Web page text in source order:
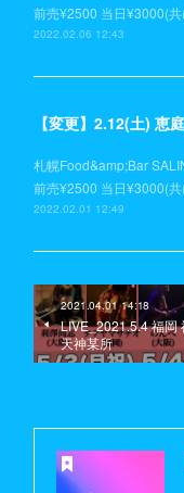
前売¥2500 当日¥3000(
2022.02.06 12:43
札幌Food&amp;Bar
前売¥2500 当日¥3000(
2022.02.01 12:49
2021.04.01 14:18
LIVE_2021.5.4 福岡
天神某所